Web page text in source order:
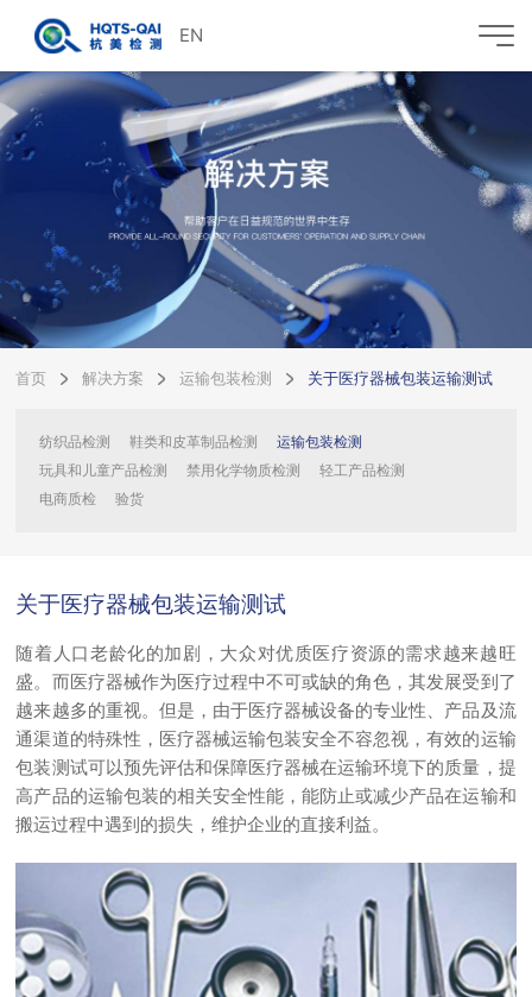
EN
首页 解决方案 运输包装检测 关于医疗器械包装运输测试
纺织品检测 鞋类和皮革制品检测
运输包装检测
玩具和儿童产品检测
禁用化学物质检测
轻工产品检测
电商质检
验货
关于医疗器械包装运输测试
随着人口老龄化的加剧，大众对优质医疗资源的需求越来越旺
盛。而医疗器械作为医疗过程中不可或缺的角色，其发展受到了
越来越多的重视。但是，由于医疗器械设备的专业性、产品及流
通渠道的特殊性，医疗器械运输包装安全不容忽视，有效的运输
包装测试可以预先评估和保障医疗器械在运输环境下的质量，提
高产品的运输包装的相关安全性能，能防止或减少产品在运输和
搬运过程中遇到的损失，维护企业的直接利益。